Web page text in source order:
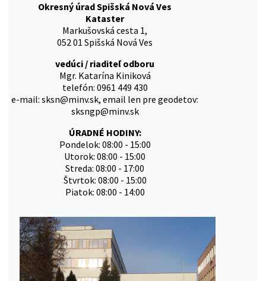
Okresný úrad Spišská Nová Ves
Kataster
Markušovská cesta 1,
052 01 Spišská Nová Ves
vedúci / riaditeľ odboru
Mgr. Katarína Kiniková
telefón: 0961 449 430
e-mail: sksn@minv.sk, email len pre geodetov:
sksngp@minv.sk
ÚRADNÉ HODINY:
Pondelok: 08:00 - 15:00
Utorok: 08:00 - 15:00
Streda: 08:00 - 17:00
Štvrtok: 08:00 - 15:00
Piatok: 08:00 - 14:00